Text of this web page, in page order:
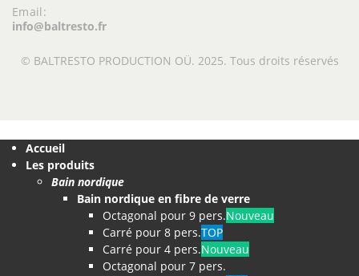
Email:
info@baltresto.fr
© BALTRESTO PRODUCTION OÜ. 2025. Tous droits réservés
Accueil
Les produits
Bain nordique
Bain nordique en fibre de verre
Octagonal pour 9 pers.Nouveau
Carré pour 8 pers.TOP
Carré pour 4 pers.Nouveau
Octagonal pour 7 pers.